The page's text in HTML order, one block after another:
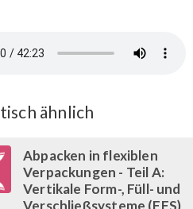
ähnlich
Abpacken in flexiblen
Verpackungen - Teil A:
Vertikale Form-, Füll- und
Verschließsysteme (FFS)